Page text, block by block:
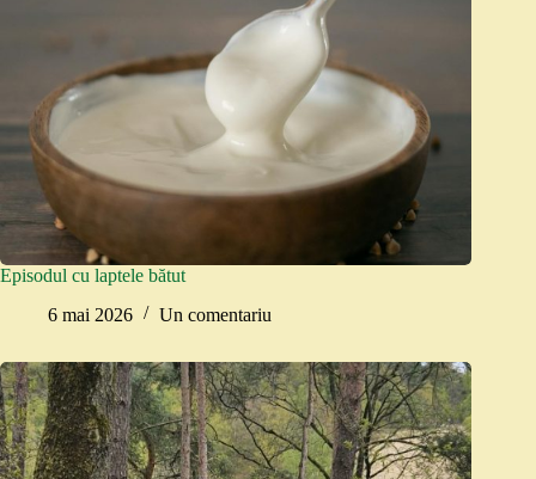
Episodul cu laptele bătut
6 mai 2026
Un comentariu